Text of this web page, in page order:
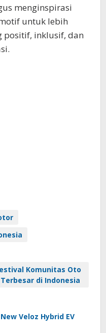
menginspirasi
untuk lebih
positif, inklusif, dan
Komunitas Oto
di Indonesia
Veloz Hybrid EV